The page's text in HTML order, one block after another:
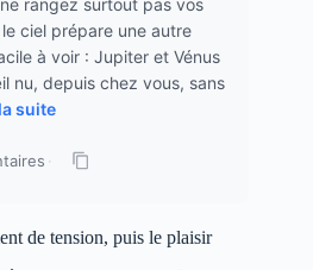
un peu, mais avec deux ou
bien. Et l’effet visuel, une fois
les quelques secondes de
laissez le gâteau reposer 5
au fond de se détacher plus